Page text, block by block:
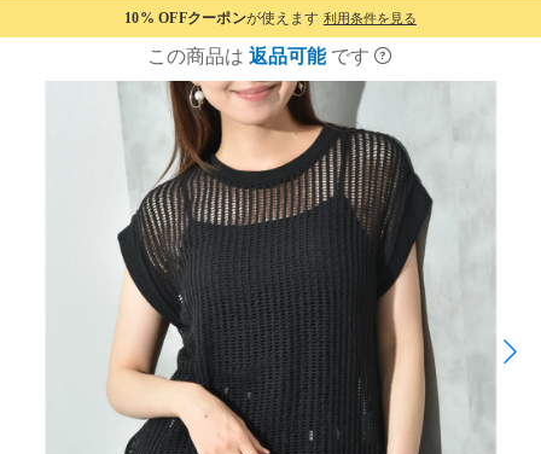
10% OFFクーポンが使えます 利用条件を見る
この商品は 返品可能 です